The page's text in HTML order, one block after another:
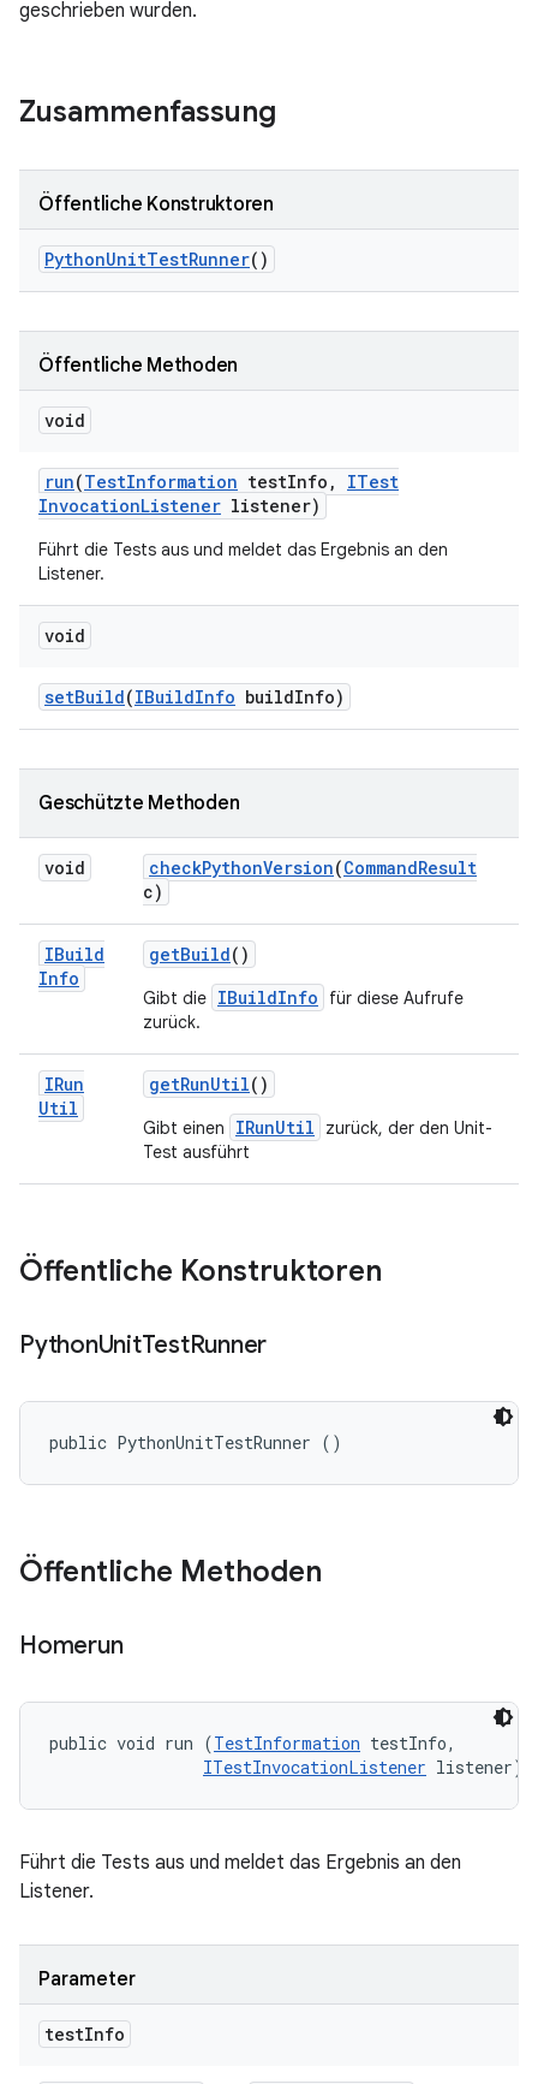
geschrieben wurden.
Zusammenfassung
Öffentliche Konstruktoren
PythonUnitTestRunner()
Öffentliche Methoden
void
run(TestInformation testInfo ,
ITest
InvocationListener listener)
Führt die Tests aus und meldet das Ergebnis an den
Listener.
void
setBuild(IBuildInfo buildInfo)
Geschützte Methoden
void checkPythonVersion(CommandResult
c)
IBuild
Info
getBuild()
Gibt die IBuildInfo
für diese Aufrufe
zurück.
IRun
Util
getRunUtil()
Gibt einen IRunUtil
zurück, der den Unit-
Test ausführt
Öffentliche Konstruktoren
PythonUnitTestRunner
public PythonUnitTestRunner ()
Öffentliche Methoden
Homerun
public void run (TestInformation testInfo,
ITestInvocationListener listener)
Führt die Tests aus und meldet das Ergebnis an den
Listener.
Parameter
testInfo